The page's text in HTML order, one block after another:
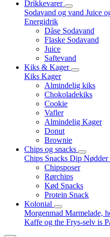
Drikkevarer
Sodavand og vand Juice
Energidrik
Dåse Sodavand
Flaske Sodavand
Juice
Saftevand
Kiks & Kager
Kiks Kager
Almindelig kiks
Chokoladekiks
Cookie
Vafler
Almindelig Kager
Donut
Brownie
Chips og snacks
Chips Snacks Dip Nødder
Chipsposer
Rørchips
Kød Snacks
Protein Snack
Kolonial
Morgenmad Marmelade,
Kaffe og the Frys-selv is